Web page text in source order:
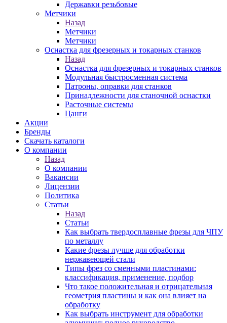
Державки резьбовые
Метчики
Назад
Метчики
Метчики
Оснастка для фрезерных и токарных станков
Назад
Оснастка для фрезерных и токарных станков
Модульная быстросменная система
Патроны, оправки для станков
Принадлежности для станочной оснастки
Расточные системы
Цанги
Акции
Бренды
Скачать каталоги
О компании
Назад
О компании
Вакансии
Лицензии
Политика
Статьи
Назад
Статьи
Как выбрать твердосплавные фрезы для ЧПУ
по металлу
Какие фрезы лучше для обработки
нержавеющей стали
Типы фрез со сменными пластинами:
классификация, применение, подбор
Что такое положительная и отрицательная
геометрия пластины и как она влияет на
обработку
Как выбрать инструмент для обработки